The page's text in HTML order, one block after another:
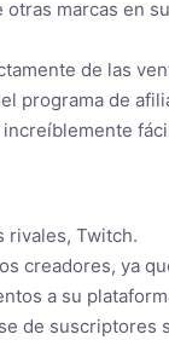
marcas en
de las
programa de
rivales, Twitch.
creadores, ya
a su
de